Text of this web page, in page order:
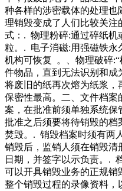
及是否达到了处立即整改的
决治污不力的问题。污染治
的负责人和渎职的监管者的
步至千里的理性和耐心，
负担，可乐瓶子，酒瓶子
没有吗？你们怎么处理，没
家里吧，你们就算丢进垃圾
污染！什么都不说了，已收
种各样的涉密载体的处理也
理销毁变成了人们比较关
式：. 物理粉碎:通过碎纸机
粒。. 电子消磁:用强磁铁永
机构可恢复 。、物理破碎
件物品，直到无法识别和成
将废旧的纸再次熔为纸浆，
保密性最高。二、文件档
案，在批准前须单独系统保
批准之后须要将待销毁的
焚毁。. 销毁档案时须有两
销毁后，监销人须在销毁清
日期，并签字以示负责。.
可以开具销毁业务的正规
整个销毁过程的录像资料，